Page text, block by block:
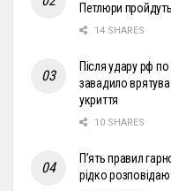
Петлюри
14 SHARES
Після удару рф
завадило
укриття
10 SHARES
П’ять правил
рідко